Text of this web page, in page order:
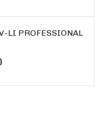
LI PROFESSIONAL